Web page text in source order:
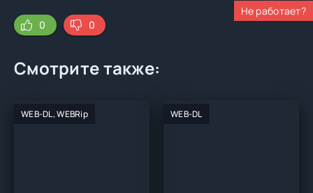
Не работает?
0
0
Смотрите также:
WEB-DL, WEBRip WEB-DL